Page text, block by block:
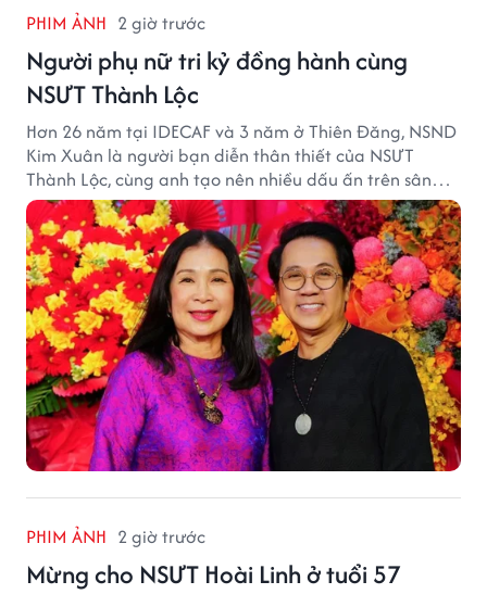
PHIM ẢNH 2 giờ trước
Người phụ nữ tri kỷ đồng hành cùng
NSƯT Thành Lộc
Hơn 26 năm tại IDECAF và 3 năm ở Thiên Đăng, NSND
Kim Xuân là người bạn diễn thân thiết của NSƯT
Thành Lộc, cùng anh tạo nên nhiều dấu ấn trên sân
khấu.
PHIM ẢNH 2 giờ trước
Mừng cho NSƯT Hoài Linh ở tuổi 57